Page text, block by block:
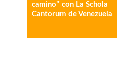
camino” con La Schola
Cantorum de Venezuela